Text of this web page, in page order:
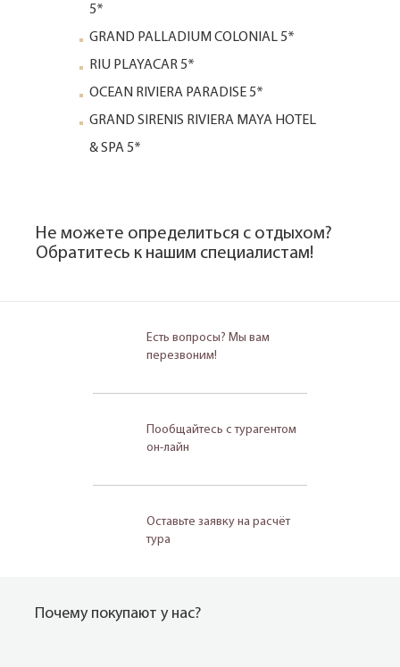
5*
GRAND PALLADIUM COLONIAL 5*
RIU PLAYACAR 5*
OCEAN RIVIERA PARADISE 5*
GRAND SIRENIS RIVIERA MAYA HOTEL
& SPA 5*
Не можете определиться с отдыхом?
Обратитесь к нашим специалистам!
Есть вопросы? Мы вам
перезвоним!
Пообщайтесь с турагентом
он-лайн
Оставьте заявку на расчёт
тура
Почему покупают у нас?